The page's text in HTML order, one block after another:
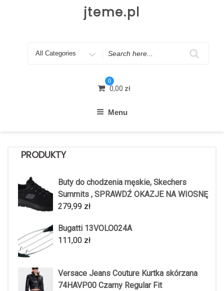
jteme.pl
Search
0
0,00 zł
Menu
PRODUKTY
Buty do chodzenia męskie, Skechers
Summits , SPRAWDŹ OKAZJE NA WIOSNĘ
279,99 zł
Bugatti 13VOLO024A
111,00 zł
Versace Jeans Couture Kurtka skórzana
74HAVP00 Czarny Regular Fit